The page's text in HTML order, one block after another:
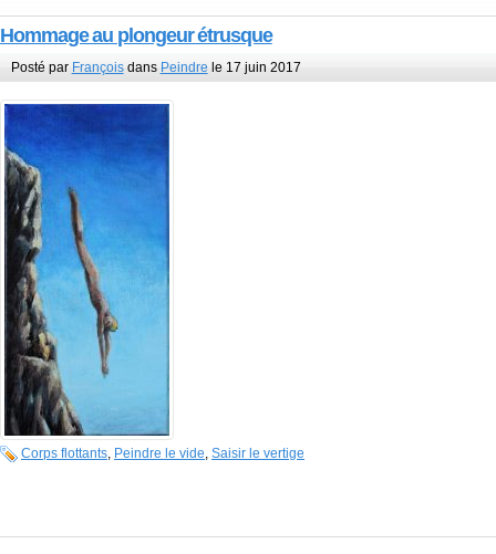
Hommage au plongeur étrusque
Posté par Françoisdans Peindrele 17 juin 2017
Corps flottants Peindre le vide Saisir le vertige